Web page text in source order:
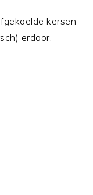
kersen
erdoor.